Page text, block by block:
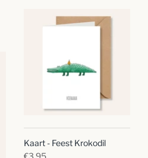
Kaart - Feest Krokodil
€3,95